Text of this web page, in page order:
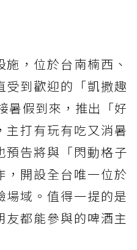
，位於台南楠西、
受到歡迎的「凱撒趣
暑假到來，推出「好
主打有玩有吃又消暑
預告將與「閃動格子
，開設全台唯一位於
場域。值得一提的是
都能參與的啤酒主